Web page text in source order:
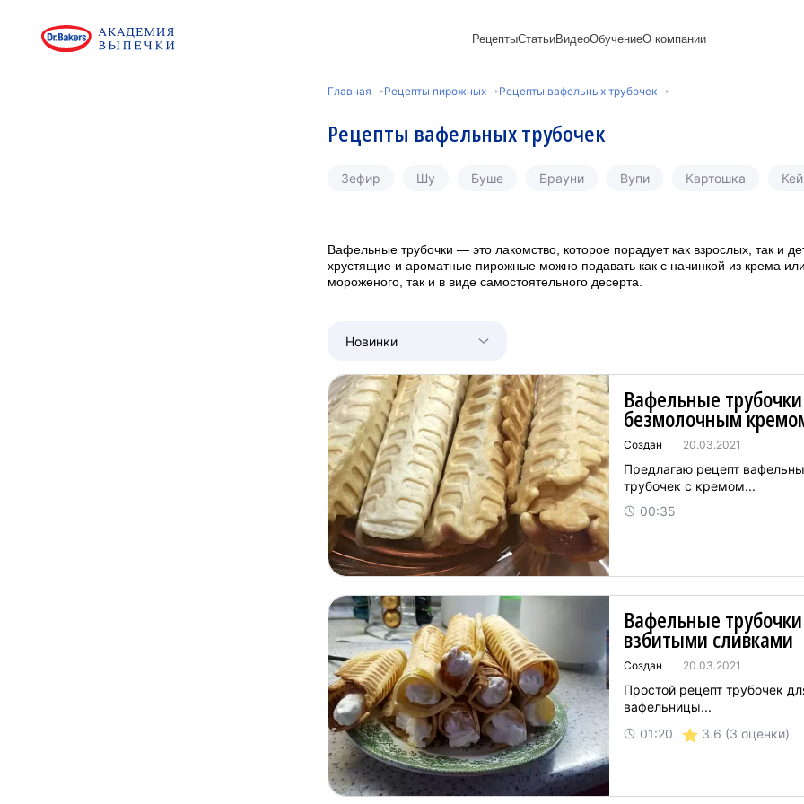
Рецепты
Рецепты блинов
Постные рецепты
Пасхальная выпечка
Рецепты пирогов
Пирожки
Сырники
Вафли
Статьи
Лайфхаки
Десерты и сладкая
выпечка
Сезонная выпечка
Новый год
ВидеоОбучениеО компании
Ассортимент
стандарт
Главная Рецепты пирожных Рецепты вафельных трубочек
Рецепты вафельных трубочек
Зефир Шу Буше Брауни Вупи Картошка
Вафельные трубочки — это лакомство, которое порадует как взрослых, так и
хрустящие и ароматные пирожные можно подавать как с начинкой из крема или
мороженого, так и в виде самостоятельного десерта.
Новинки
Вафельные
безмолочным
Создан 20.03.2021
00:35
Предлагаю рецепт
трубочек с кремом...
Вафельные
взбитыми сливками
Создан 20.03.2021
01:20 3.6 (3 оценки)
Простой рецепт трубочек
вафельницы...